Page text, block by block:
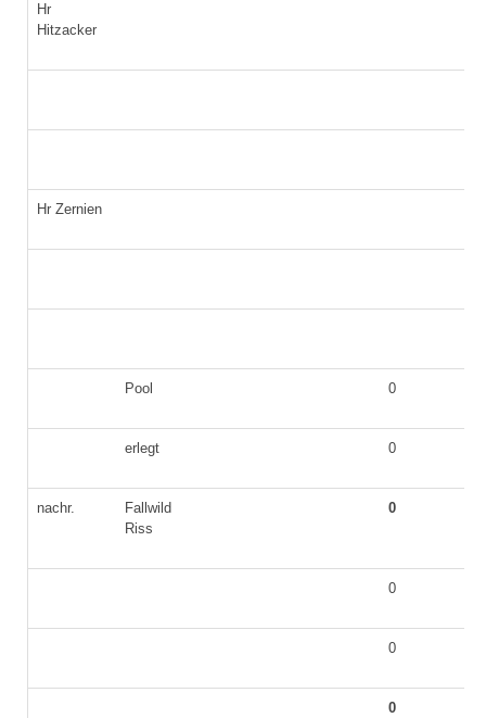
Hr
Hitzacker
Hr Zernien
Pool 0
erlegt 0
nachr.
Fallwild
Riss
0
0
0
0